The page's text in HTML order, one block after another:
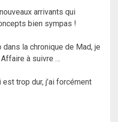
arrivants qui
bien sympas !
la chronique de Mad, je
à suivre …
trop dur, j’ai forcément